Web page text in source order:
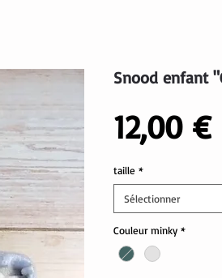
Snood enfant
12,00 €
taille *
Sélectionner
Couleur minky *